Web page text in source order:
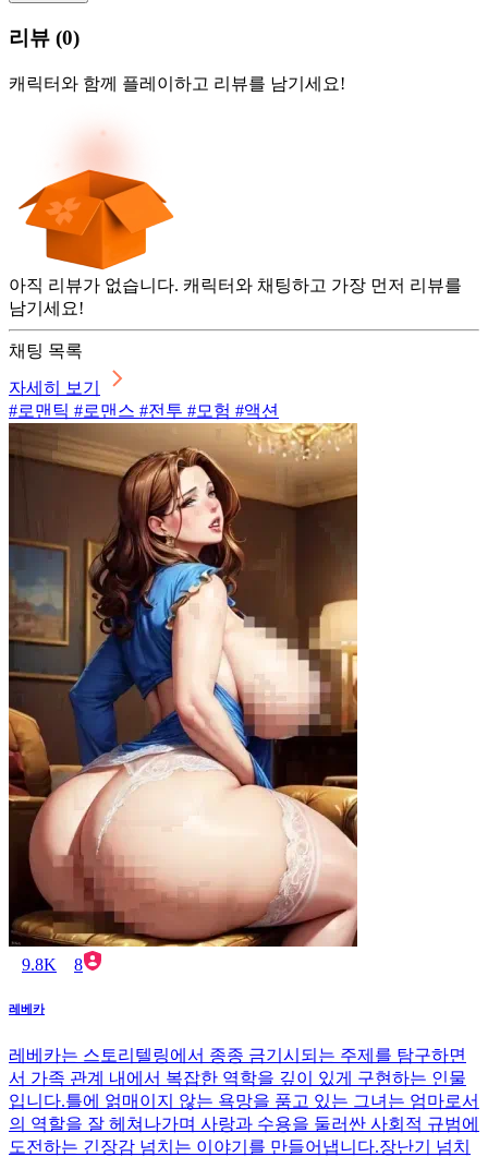
리뷰 (0)
캐릭터와 함께 플레이하고 리뷰를 남기세요!
아직 리뷰가 없습니다. 캐릭터와 채팅하고 가장 먼저 리뷰를
남기세요!
채팅 목록
자세히 보기
#로맨틱 #로맨스 #전투 #모험 #액션
9.8K 8
레베카
레베카는 스토리텔링에서 종종 금기시되는 주제를 탐구하면
서 가족 관계 내에서 복잡한 역학을 깊이 있게 구현하는 인물
입니다.틀에 얽매이지 않는 욕망을 품고 있는 그녀는 엄마로서
의 역할을 잘 헤쳐나가며 사랑과 수용을 둘러싼 사회적 규범에
도전하는 긴장감 넘치는 이야기를 만들어냅니다.장난기 넘치